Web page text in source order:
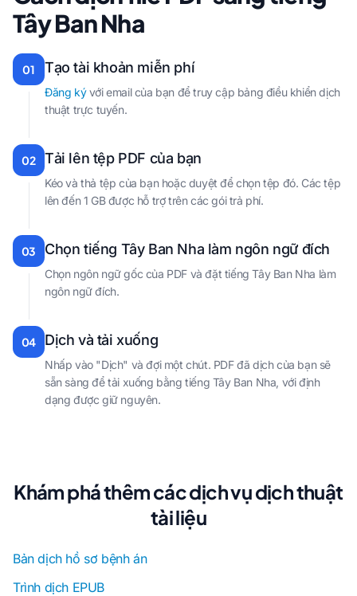
Tây Ban Nha
01 Tạo tài khoản miễn phí
Đăng kývới email của bạn để truy cập bảng điều khiển dịch
thuật trực tuyến.
02 Tải lên tệp PDF của bạn
Kéo và thả tệp của bạn hoặc duyệt để chọn tệp đó. Các tệp
lên đến 1 GB được hỗ trợ trên các gói trả phí.
03 Chọn tiếng Tây Ban Nha làm ngôn ngữ đích
Chọn ngôn ngữ gốc của PDF và đặt tiếng Tây Ban Nha làm
ngôn ngữ đích.
04 Dịch và tải xuống
Nhấp vào "Dịch" và đợi một chút. PDF đã dịch của bạn sẽ
sẵn sàng để tải xuống bằng tiếng Tây Ban Nha, với định
dạng được giữ nguyên.
Khám phá thêm các dịch vụ dịch thuật
tài liệu
Bản dịch hồ sơ bệnh án
Trình dịch EPUB